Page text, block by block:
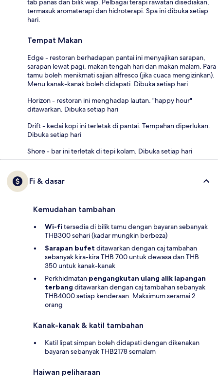
tab panas dan bilik wap. Pelbagai terapi rawatan disediakan,
termasuk aromaterapi dan hidroterapi. Spa ini dibuka setiap
hari.
Tempat Makan
Edge - restoran berhadapan pantai ini menyajikan sarapan,
sarapan lewat pagi, makan tengah hari dan makan malam. Para
tamu boleh menikmati sajian alfresco (jika cuaca mengizinkan).
Menu kanak-kanak boleh didapati. Dibuka setiap hari
Horizon - restoran ini menghadap lautan. "happy hour"
ditawarkan. Dibuka setiap hari
Drift - kedai kopi ini terletak di pantai. Tempahan diperlukan.
Dibuka setiap hari
Shore - bar ini terletak di tepi kolam. Dibuka setiap hari
Fi & dasar
Kemudahan tambahan
Wi-fi tersedia di bilik tamu dengan bayaran sebanyak
THB300 sehari (kadar mungkin berbeza)
Sarapan bufet ditawarkan dengan caj tambahan
sebanyak kira-kira THB 700 untuk dewasa dan THB
350 untuk kanak-kanak
Perkhidmatan pengangkutan ulang alik lapangan
terbang ditawarkan dengan caj tambahan sebanyak
THB4000 setiap kenderaan. Maksimum seramai 2
orang
Kanak-kanak & katil tambahan
Katil lipat simpan boleh didapati dengan dikenakan
bayaran sebanyak THB2178 semalam
Haiwan peliharaan